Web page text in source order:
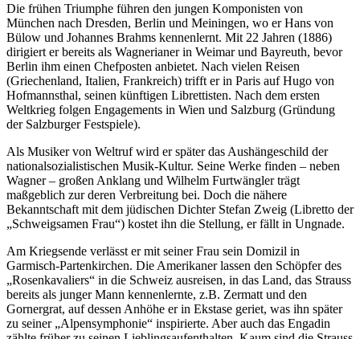
Die frühen Triumphe führen den jungen Komponisten von
München nach Dresden, Berlin und Meiningen, wo er Hans von
Bülow und Johannes Brahms kennenlernt. Mit 22 Jahren (1886)
dirigiert er bereits als Wagnerianer in Weimar und Bayreuth, bevor
Berlin ihm einen Chefposten anbietet. Nach vielen Reisen
(Griechenland, Italien, Frankreich) trifft er in Paris auf Hugo von
Hofmannsthal, seinen künftigen Librettisten. Nach dem ersten
Weltkrieg folgen Engagements in Wien und Salzburg (Gründung
der Salzburger Festspiele).
Als Musiker von Weltruf wird er später das Aushängeschild der
nationalsozialistischen Musik-Kultur. Seine Werke finden – neben
Wagner – großen Anklang und Wilhelm Furtwängler trägt
maßgeblich zur deren Verbreitung bei. Doch die nähere
Bekanntschaft mit dem jüdischen Dichter Stefan Zweig (Libretto der
„Schweigsamen Frau“) kostet ihn die Stellung, er fällt in Ungnade.
Am Kriegsende verlässt er mit seiner Frau sein Domizil in
Garmisch-Partenkirchen. Die Amerikaner lassen den Schöpfer des
„Rosenkavaliers“ in die Schweiz ausreisen, in das Land, das Strauss
bereits als junger Mann kennenlernte, z.B. Zermatt und den
Gornergrat, auf dessen Anhöhe er in Ekstase geriet, was ihn später
zu seiner „Alpensymphonie“ inspirierte. Aber auch das Engadin